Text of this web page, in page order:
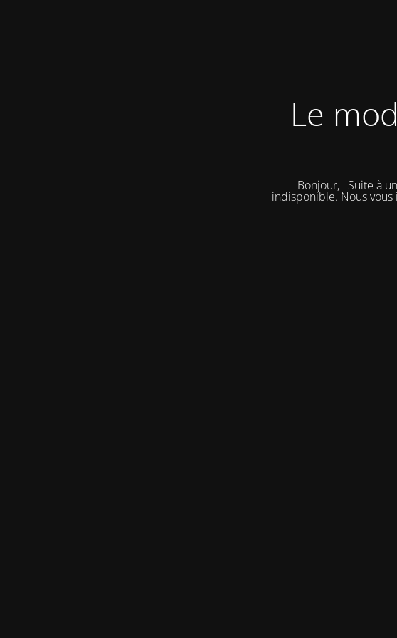
Le
Bonjour, Suite à
indisponible. Nous